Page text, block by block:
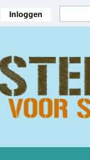
Search
Inloggen